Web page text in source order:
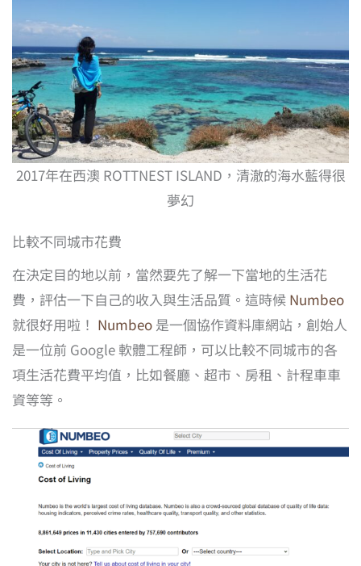
2017年在西澳 ROTTNEST ISLAND，清澈的海水藍得很
夢幻
比較不同城市花費
在決定目的地以前，當然要先了解一下當地的生活花
費，評估一下自己的收入與生活品質。這時候 Numbeo
就很好用啦！ Numbeo 是一個協作資料庫網站，創始人
是一位前 Google 軟體工程師，可以比較不同城市的各
項生活花費平均值，比如餐廳、超市、房租、計程車車
資等等。